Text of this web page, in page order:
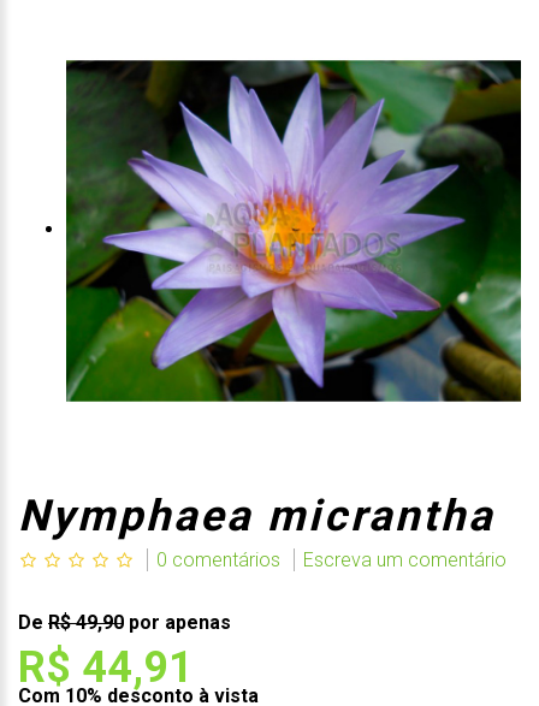
Nymphaea micrantha
0 comentários Escreva um comentário
De R$ 49,90 por apenas
R$ 44,91
Com 10% desconto à vista